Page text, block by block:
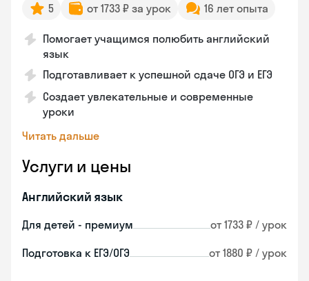
5 от 1733 ₽ за урок 16 лет опыта
Помогает учащимся полюбить английский
язык
Подготавливает к успешной сдаче ОГЭ и ЕГЭ
Создает увлекательные и современные
уроки
Читать дальше
Услуги и цены
Английский язык
Для детей - премиум от 1733 ₽ / урок
Подготовка к ЕГЭ/ОГЭ от 1880 ₽ / урок